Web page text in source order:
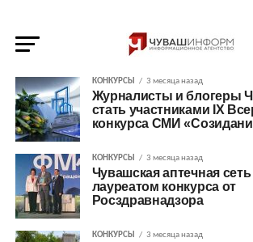
КОНКУРСЫ 3 месяца назад
Журналисты и блогеры
стать участниками IX
конкурса СМИ
КОНКУРСЫ 3 месяца назад
Чувашская аптечная сеть
лауреатом конкурса от
Росздравнадзора
КОНКУРСЫ 3 месяца назад